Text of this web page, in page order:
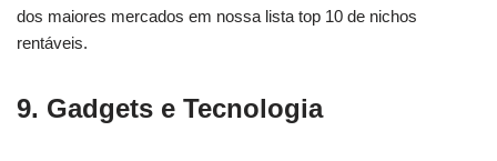
dos maiores mercados em nossa lista top 10 de nichos
rentáveis.
9. Gadgets e Tecnologia